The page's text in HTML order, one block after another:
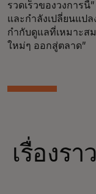
รวดเร็วของวงการนี้
และกำลังเปลี่ยนแปล
กำกับดูแลที่เหมาะส
ใหม่ๆ ออกสู่ตลาด”
เรื่องรา